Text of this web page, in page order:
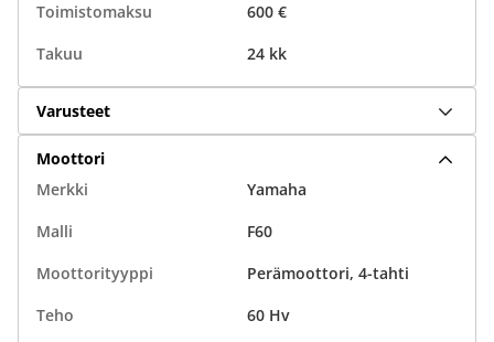
Toimistomaksu
600 €
Takuu
24 kk
Varusteet
Moottori
Merkki
Yamaha
Malli
F60
Moottorityyppi
Perämoottori, 4-tahti
Teho
60 Hv